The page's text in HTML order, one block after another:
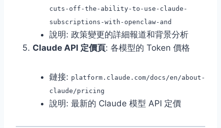
cuts-off-the-ability-to-use-claude-
subscriptions-with-openclaw-and
說明: 政策變更的詳細報道和背景分析
Claude API 定價頁: 各模型的 Token 價格
鏈接: platform.claude.com/docs/en/about-
claude/pricing
說明: 最新的 Claude 模型 API 定價